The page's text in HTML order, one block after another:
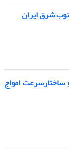
شرق ایران
ساختارسرعت امواج